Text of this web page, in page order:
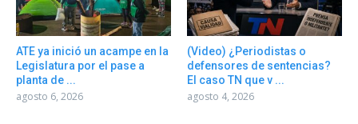
ATE ya inició un acampe en la
Legislatura por el pase a
planta de ...
agosto 6, 2026
(Video) ¿Periodistas o
defensores de sentencias?
El caso TN que v ...
agosto 4, 2026